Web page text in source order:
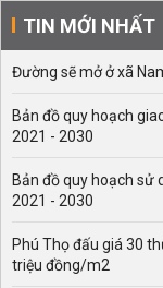
TIN MỚI NHẤT
Đường sẽ mở ở xã
Bản đồ quy hoạch
2021 - 2030
Bản đồ quy hoạch sử
2021 - 2030
Phú Thọ đấu giá 30
triệu đồng/m2